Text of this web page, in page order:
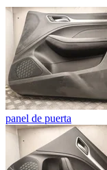
panel de puerta